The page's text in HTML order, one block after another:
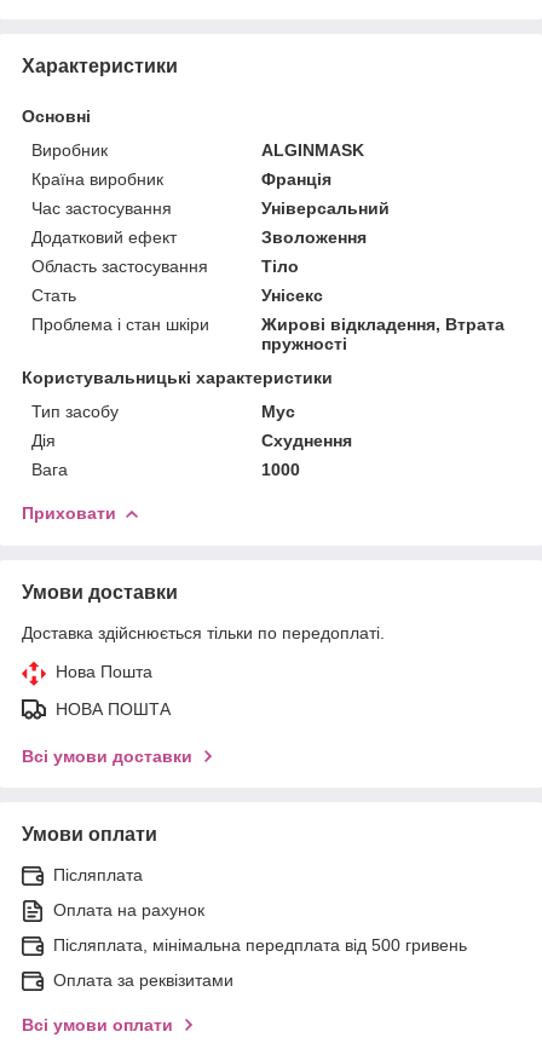
Характеристики
Основні
Виробник
ALGINMASK
Країна виробник
Франція
Час застосування
Універсальний
Додатковий ефект
Зволоження
Область застосування
Тіло
Стать
Унісекс
Проблема і стан шкіри
Жирові відкладення, Втрата
пружності
Користувальницькі характеристики
Тип засобу
Мус
Дія
Схуднення
Вага
1000
Приховати
Умови доставки
Доставка здійснюється тільки по передоплаті.
Нова Пошта
НОВА ПОШТА
Всі умови доставки
Умови оплати
Післяплата
Оплата на рахунок
Післяплата, мінімальна передплата від 500 гривень
Оплата за реквізитами
Всі умови оплати